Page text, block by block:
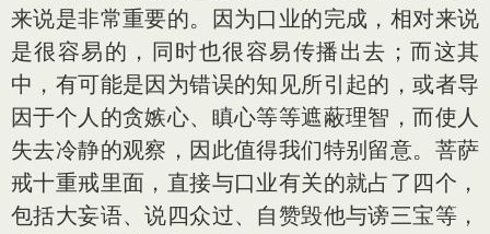
来说是非常重要的。因为口业的完成，相对来说
是很容易的，同时也很容易传播出去；而这其
中，有可能是因为错误的知见所引起的，或者导
因于个人的贪嫉心、瞋心等等遮蔽理智，而使人
失去冷静的观察，因此值得我们特别留意。菩萨
戒十重戒里面，直接与口业有关的就占了四个，
包括大妄语、说四众过、自赞毁他与谤三宝等，